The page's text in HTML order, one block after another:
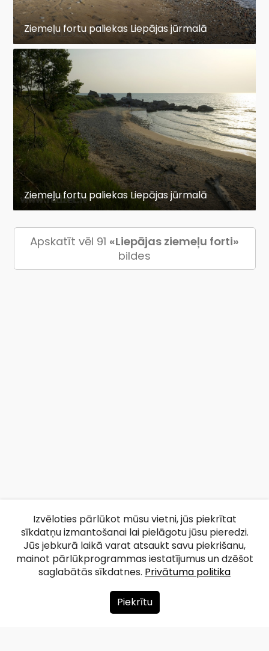
Ziemeļu fortu paliekas Liepājas jūrmalā
Ziemeļu fortu paliekas Liepājas jūrmalā
Apskatīt vēl 91 «Liepājas ziemeļu forti»
bildes
Par mums
Izvēloties pārlūkot mūsu vietni, jūs piekrītat
sīkdatņu izmantošanai lai pielāgotu jūsu pieredzi.
Jūs jebkurā laikā varat atsaukt savu piekrišanu,
mainot pārlūkprogrammas iestatījumus un dzēšot
saglabātās sīkdatnes. Privātuma politika
Piekrītu